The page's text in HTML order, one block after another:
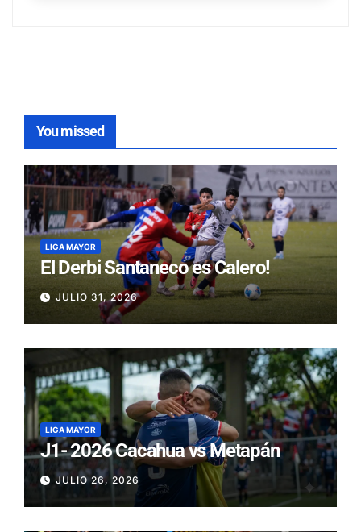
You missed
LIGA MAYOR
El Derbi Santaneco es Calero!
JULIO 31, 2026
LIGA MAYOR
J1- 2026 Cacahua vs Metapán
JULIO 26, 2026